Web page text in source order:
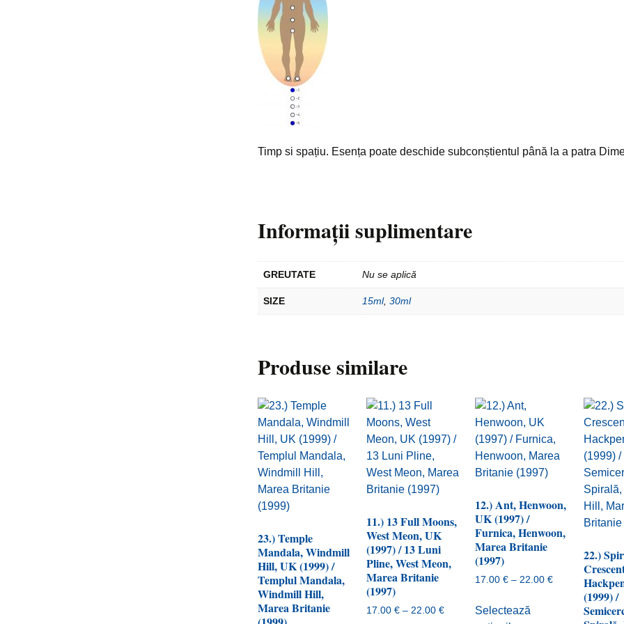
Timp si spațiu. Esența poate deschide subconștientul până la a patra
Informații suplimentare
GREUTATE Nu se aplică
SIZE 15ml, 30ml
Produse similare
23.) Temple
Mandala, Windmill
Hill, UK (1999) /
Templul Mandala,
Windmill Hill,
Marea Britanie
11.) 13 Full Moons,
West Meon, UK
(1997) / 13 Luni
Pline, West Meon,
Marea Britanie
(1997)
17.00€ – 22.00€Interval
12.) Ant, Henwoon,
UK (1997) /
Furnica, Henwoon,
Marea Britanie
(1997)
17.00€ – 22.00€Interval
prețuri:
17.00 €
Selectează
Acest
produs
22.)
(1999) /